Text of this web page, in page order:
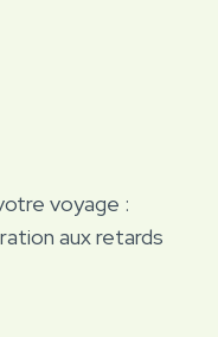
voyage :
aux retards